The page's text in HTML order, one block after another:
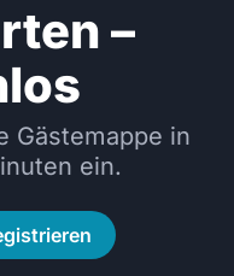
–
Gästemappe in
ein.